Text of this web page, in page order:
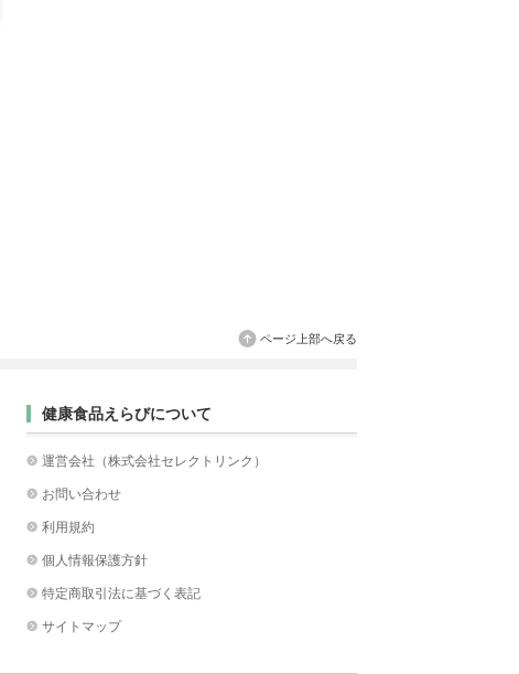
ページ上部へ戻る
健康食品えらびについて
運営会社（株式会社セレクトリンク）
お問い合わせ
利用規約
個人情報保護方針
特定商取引法に基づく表記
サイトマップ